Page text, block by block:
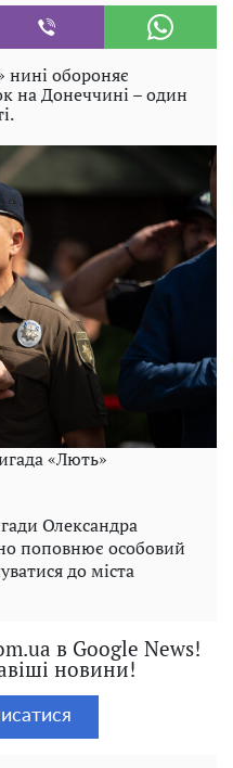
нині обороняє
на Донеччині – один
«Лють»
Олександра
поповнює особовий
до міста
в Google News!
новини!